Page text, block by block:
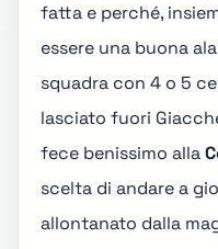
fatta e perché,
essere una buona
squadra con 4 o 5
lasciato fuori
fece benissimo alla
scelta di andare a
allontanato dalla